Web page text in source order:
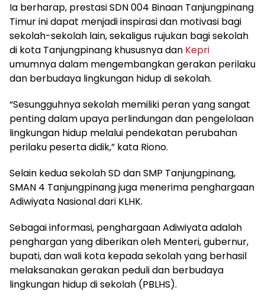
Ia berharap, prestasi SDN 004 Binaan Tanjungpinang
Timur ini dapat menjadi inspirasi dan motivasi bagi
sekolah-sekolah lain, sekaligus rujukan bagi sekolah
di kota Tanjungpinang khususnya dan Kepri
umumnya dalam mengembangkan gerakan perilaku
dan berbudaya lingkungan hidup di sekolah.
“Sesungguhnya sekolah memiliki peran yang sangat
penting dalam upaya perlindungan dan pengelolaan
lingkungan hidup melalui pendekatan perubahan
perilaku peserta didik,” kata Riono.
Selain kedua sekolah SD dan SMP Tanjungpinang,
SMAN 4 Tanjungpinang juga menerima penghargaan
Adiwiyata Nasional dari KLHK.
Sebagai informasi, penghargaan Adiwiyata adalah
penghargan yang diberikan oleh Menteri, gubernur,
bupati, dan wali kota kepada sekolah yang berhasil
melaksanakan gerakan peduli dan berbudaya
lingkungan hidup di sekolah (PBLHS).